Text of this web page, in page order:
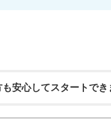
安心してスタートでき